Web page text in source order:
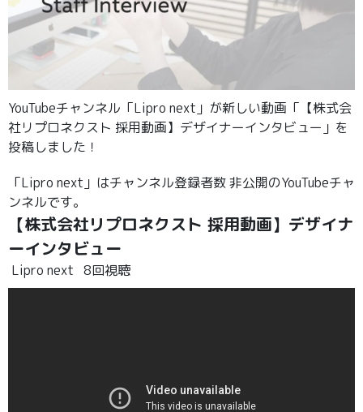
YouTubeチャンネル「Lipro next」が新しい動画「【株式会
社リプロネクスト 採用動画】デザイナーインタビュー」を
投稿しました！
「Lipro next」はチャンネル登録者数 非公開のYouTubeチャ
ンネルです。
【株式会社リプロネクスト 採用動画】デザイナ
ーインタビュー
Lipro next 8回視聴